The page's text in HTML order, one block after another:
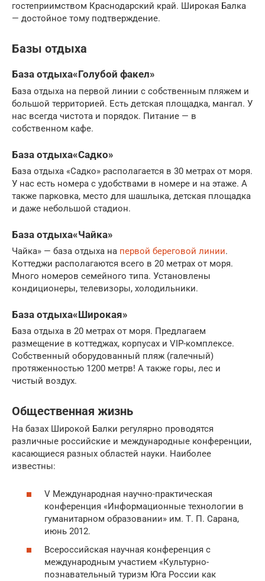
гостеприимством Краснодарский край. Широкая Балка
— достойное тому подтверждение.
Базы отдыха
База отдыха«Голубой факел»
База отдыха на первой линии с собственным пляжем и
большой территорией. Есть детская площадка, мангал. У
нас всегда чистота и порядок. Питание — в
собственном кафе.
База отдыха«Садко»
База отдыха «Садко» располагается в 30 метрах от моря.
У нас есть номера с удобствами в номере и на этаже. А
также парковка, место для шашлыка, детская площадка
и даже небольшой стадион.
База отдыха«Чайка»
Чайка» — база отдыха на первой береговой линии.
Коттеджи располагаются всего в 20 метрах от моря.
Много номеров семейного типа. Установлены
кондиционеры, телевизоры, холодильники.
База отдыха«Широкая»
База отдыха в 20 метрах от моря. Предлагаем
размещение в коттеджах, корпусах и VIP-комплексе.
Собственный оборудованный пляж (галечный)
протяженностью 1200 метрв! А также горы, лес и
чистый воздух.
Общественная жизнь
На базах Широкой Балки регулярно проводятся
различные российские и международные конференции,
касающиеся разных областей науки. Наиболее
известны:
V Международная научно-практическая
конференция «Информационные технологии в
гуманитарном образовании» им. Т. П. Сарана,
июнь 2012.
Всероссийская научная конференция с
международным участием «Культурно-
познавательный туризм Юга России как